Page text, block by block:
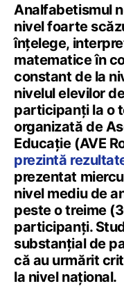
Analfabetismul
nivel foarte
înțelege,
matematice în
constant de la
nivelul elevilor
participanți la o
organizată de
Educație (AVE
prezintă
prezentat
nivel mediu de
peste o treime
participanți.
substanțial de
că au urmărit
la nivel național.